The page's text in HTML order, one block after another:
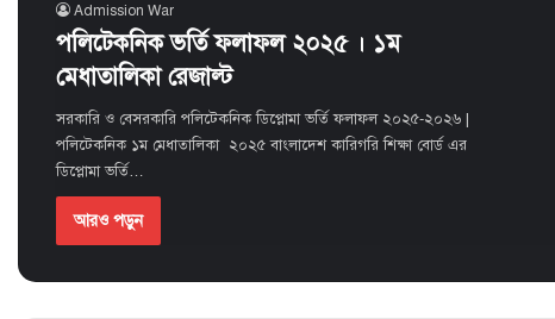
Admission War
পলিটেকনিক ভর্তি ফলাফল ২০২৫ । ১ম
মেধাতালিকা রেজাল্ট
সরকারি ও বেসরকারি পলিটেকনিক ডিপ্লোমা ভর্তি ফলাফল ২০২৫-২০২৬ |
পলিটেকনিক ১ম মেধাতালিকা ২০২৫ বাংলাদেশ কারিগরি শিক্ষা বোর্ড এর
ডিপ্লোমা ভর্তি…
আরও পড়ুন